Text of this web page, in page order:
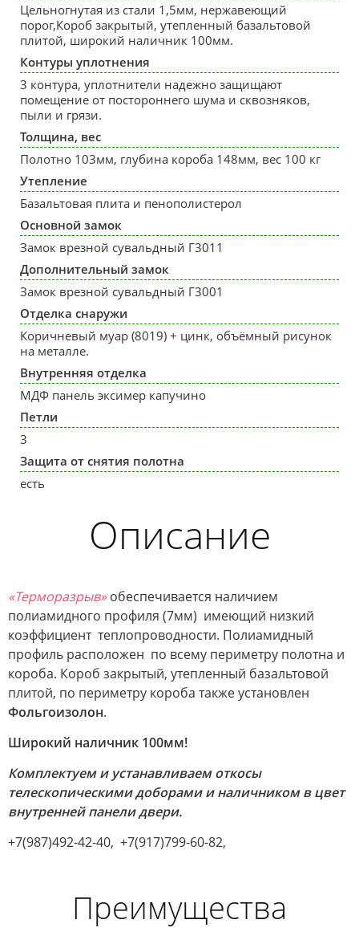
Цельногнутая из стали 1,5мм, нержавеющий
порог,Короб закрытый, утепленный базальтовой
плитой, широкий наличник 100мм.
Контуры уплотнения
3 контура, уплотнители надежно защищают
помещение от постороннего шума и сквозняков,
пыли и грязи.
Толщина, вес
Полотно 103мм, глубина короба 148мм, вес 100 кг
Утепление
Базальтовая плита и пенополистерол
Основной замок
Замок врезной сувальдный Г3011
Дополнительный замок
Замок врезной сувальдный Г3001
Отделка снаружи
Коричневый муар (8019) + цинк, объёмный рисунок
на металле.
Внутренняя отделка
МДФ панель эксимер капучино
Петли
3
Защита от снятия полотна
есть
Описание
«Терморазрыв»обеспечивается наличием
полиамидного профиля (7мм) имеющий низкий
коэффициент теплопроводности. Полиамидный
профиль расположен по всему периметру полотна и
короба. Короб закрытый, утепленный базальтовой
плитой, по периметру короба также установлен
Фольгоизолон.
Широкий наличник 100мм!
Комплектуем и устанавливаем откосы
телескопическими доборами и наличником в цвет
внутренней панели двери.
+7(987)492-42-40, +7(917)799-60-82,
Преимущества